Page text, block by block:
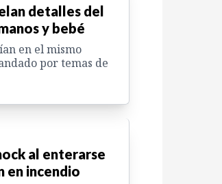
detalles del
y bebé
en el mismo
por temas de
al enterarse
en incendio